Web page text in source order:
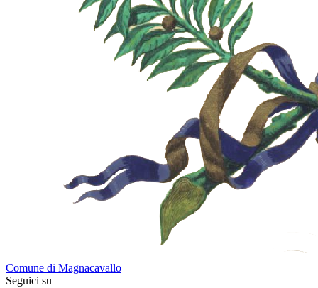
Comune di Magnacavallo
Seguici su